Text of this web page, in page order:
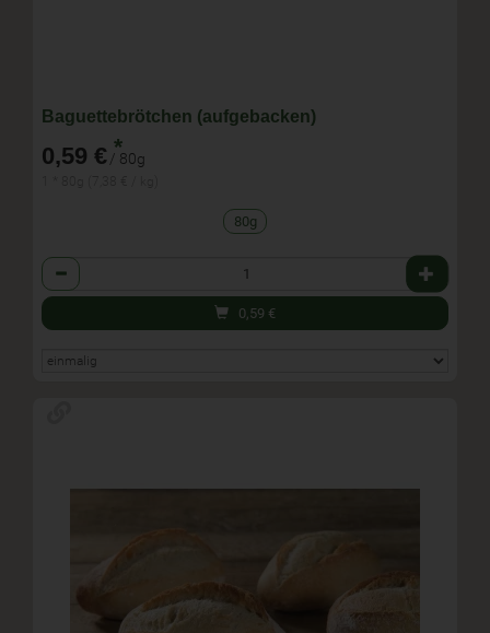
Baguettebrötchen (aufgebacken)
0,59 € *
/ 80g
80g
Anzahl
0,59 €